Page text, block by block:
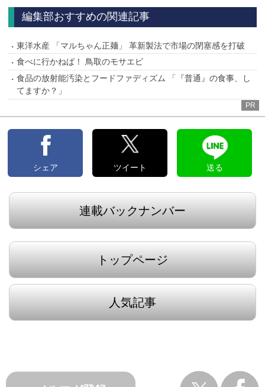
編集部おすすめの関連記事
東洋水産 「マルちゃん正麺」 革新製法で市場の閉塞感を打破
食べに行かねば！ 鳥取のモサエビ
食品の放射能汚染とフードファディズム 「『普通』の食事、し
てますか？」
PR
シェア ツイート 送る
連載バックナンバー
トップページ
人気記事